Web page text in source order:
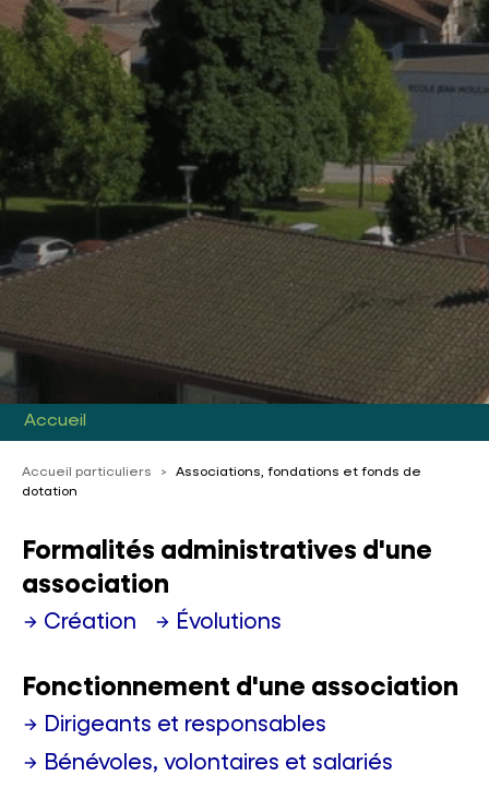
Accueil
Accueil particuliers >
Associations, fondations et fonds de
dotation
Formalités administratives d'une
association
Création Évolutions
Fonctionnement d'une association
Dirigeants et responsables
Bénévoles, volontaires et salariés